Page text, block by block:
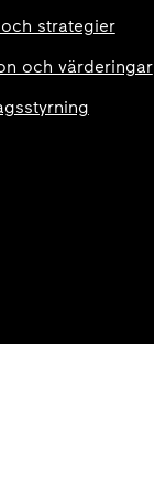
strategier
och värderingar